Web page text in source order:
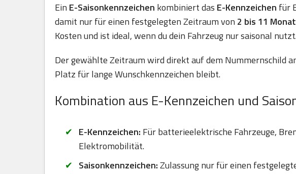
Ein E-Saisonkennzeichen kombiniert das E-Kennzeichen für
damit nur für einen festgelegten Zeitraum von 2 bis 11
Kosten und ist ideal, wenn du dein Fahrzeug nur saisonal
Der gewählte Zeitraum wird direkt auf dem Nummernschild
Platz für lange Wunschkennzeichen bleibt.
Kombination aus E-Kennzeichen und
E-Kennzeichen: Für batterieelektrische Fahrzeuge,
Elektromobilität.
Saisonkennzeichen:Zulassung nur für einen